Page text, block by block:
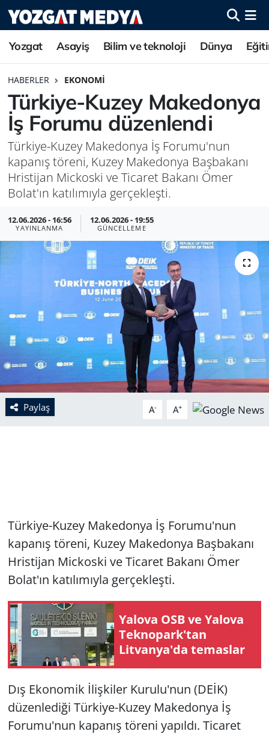
Yozgat Asayiş Bilim ve teknoloji Dünya
HABERLER EKONOMI
Türkiye-Kuzey Makedonya
İş Forumu düzenlendi
Türkiye-Kuzey Makedonya İş Forumu'nun
kapanış töreni, Kuzey Makedonya Başbakanı
Hristijan Mickoski ve Ticaret Bakanı Ömer
Bolat'ın katılımıyla gerçekleşti.
12.06.2026 - 16:56
YAYINLANMA
12.06.2026 - 19:55
GÜNCELLEME
Paylaş A- A+
Türkiye-Kuzey Makedonya İş Forumu'nun
kapanış töreni, Kuzey Makedonya Başbakanı
Hristijan Mickoski ve Ticaret Bakanı Ömer
Bolat'ın katılımıyla gerçekleşti.
Yalova OSB ve Yalova
Teknopark'tan
Litvanya'da temaslar
Dış Ekonomik İlişkiler Kurulu'nun (DEİK)
düzenlediği Türkiye-Kuzey Makedonya İş
Forumu'nun kapanış töreni yapıldı. Ticaret